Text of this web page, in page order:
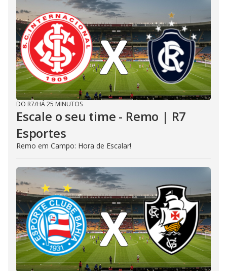
DO R7/HÁ 25 MINUTOS
Escale o seu time - Remo | R7
Esportes
Remo em Campo: Hora de Escalar!